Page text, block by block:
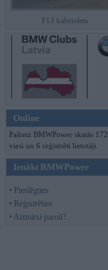
F13 kabriolets
Online
Pašreiz BMWPower skatās 172
viesi un 6 reģistrēti lietotāji.
Ienākt BMWPower
• Pieslēgties
• Reģistrēties
• Aizmirsi paroli?